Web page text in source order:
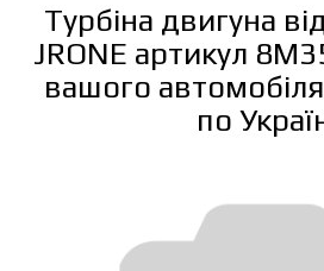
Турбіна двигуна
JRONE артикул
вашого
по